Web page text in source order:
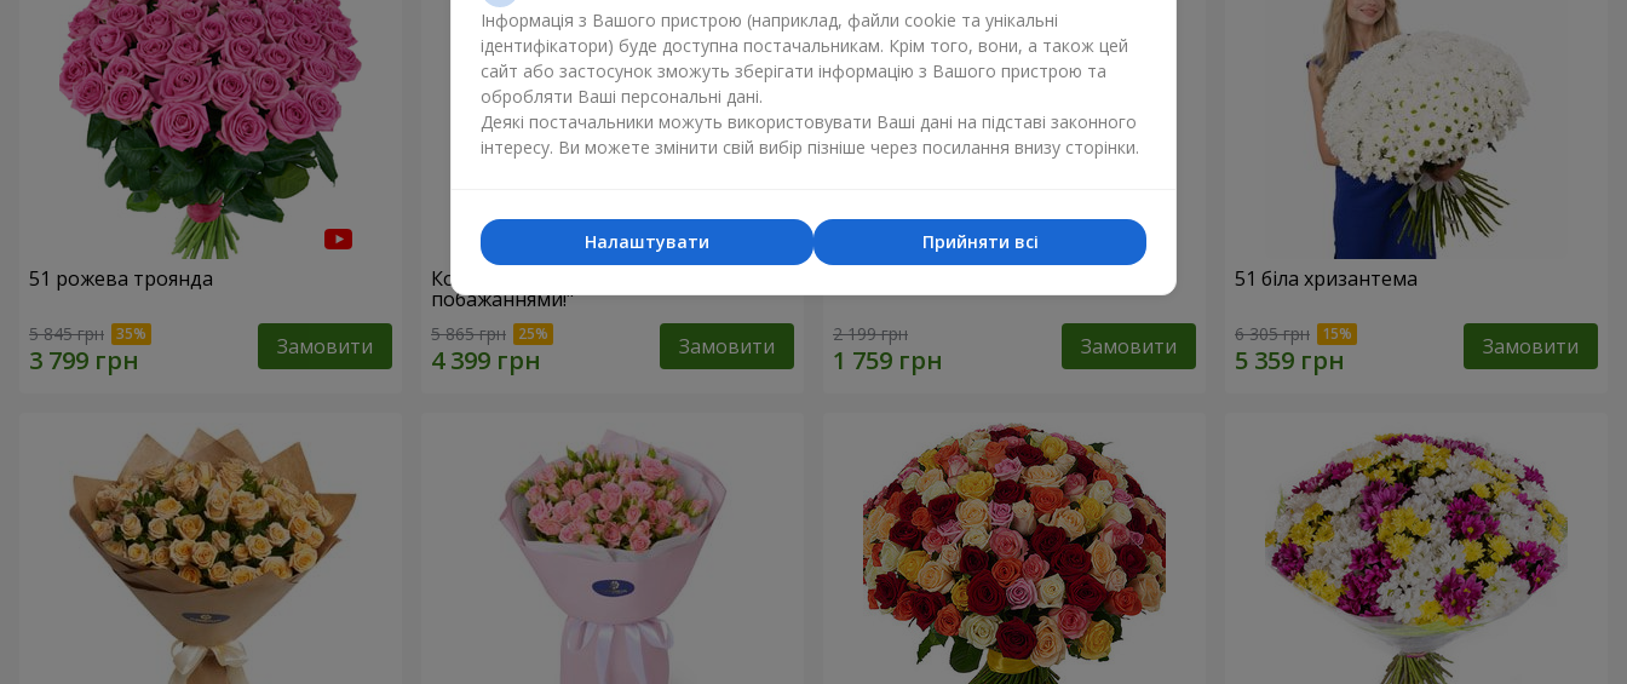
51 рожева троянда
5 845 грн Замовити
Кошик "З найкращими
побажаннями!"
5 865 грн Замовити 2 199 грн Замовити
51 біла хризантема
6 305 грн Замовити
Інформація з Вашого пристрою (наприклад, файли cookie та унікальні
ідентифікатори) буде доступна постачальникам. Крім того, вони, а також цей
сайт або застосунок зможуть зберігати інформацію з Вашого пристрою та
обробляти Ваші персональні дані.
Деякі постачальники можуть використовувати Ваші дані на підставі законного
інтересу. Ви можете змінити свій вибір пізніше через посилання внизу сторінки.
Прийняти всі
Налаштувати